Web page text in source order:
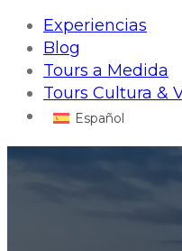
Experiencias
Blog
Tours a Medida
Tours Cultura &
Español